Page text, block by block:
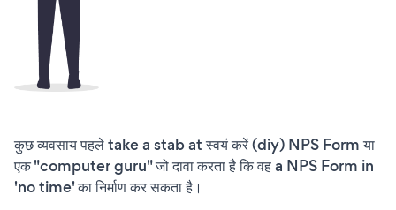
कुछ व्यवसाय पहले take a stab at स्वयं करें (diy) NPS Form या
एक "computer guru" जो दावा करता है कि वह a NPS Form in
'no time' का निर्माण कर सकता है।